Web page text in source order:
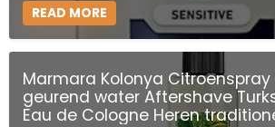
READ MORE
Marmara Kolonya Citroenspray
geurend water Aftershave
Eau de Cologne Heren